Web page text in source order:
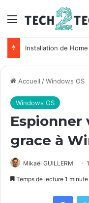
Menu
Installation de
Accueil /Windows OS
Windows OS
grace à
Mikaël GUILLERM
Temps de lecture 1 minute